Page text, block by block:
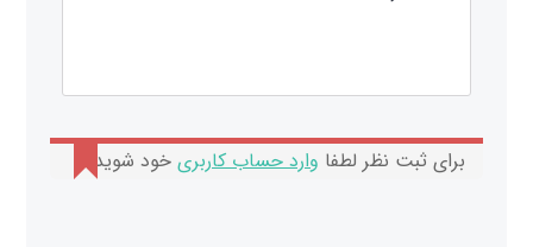
برای ثبت نظر لطفا وارد حساب کاربری خود شوید.